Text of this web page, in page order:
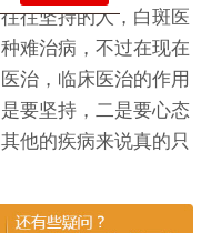
往坚持的人，白斑医
难治病，不过在现在
治，临床医治的作用
要坚持，二是要心态
他的疾病来说真的只